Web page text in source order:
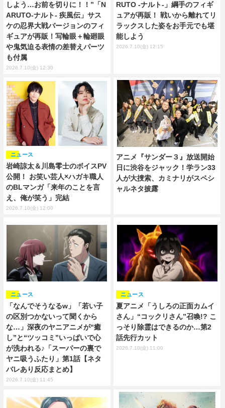
しよう…お前を切りに！！”「N
ARUTO-ナルト- 疾風伝」サス
ケの忍界大戦バージョンのフィ
ギュアが再販！写輪眼＋輪廻眼
や鬼気迫る表情の差替えパーツ
も付属
2026.7.10(金) 12:30
RUTO -ナルト-」綱手のフィギ
ュアが再販！ 戦いから離れてリ
ラックスした姿をお手元でも堪
能しよう
2026.7.10(金) 12:15
岩崎諒太＆川島零士のボイスPV
公開！ お笑い芸人×ハガキ職人
のBLマンガ「来年のことを言
え、俺が笑う」完結
ニュース
2026.7.10(金) 12:00
アニメ『サンダー３』放送開始
日に渋谷をジャック！学ラン33
人が大捜索、カミナリがスペシ
ャルネタ披露
「なんでそうなるw」「若い子
の区別つかないって聞くから
な…」深夜のヤニアニメが“癒
し”と“ツッコミ”いっぱいで心
が洗われる♪「スーパーの裏で
ヤニ吸うふたり」第1話【ネタ
バレあり反応まとめ】
ニュース
2026.7.10(金) 11:45
夏アニメ「うしろの正面カムイ
さん」“コックリさん”召喚!? こ
っそり除霊はできるのか…第2
話先行カット
ニュース
2026.7.10(金) 11:00